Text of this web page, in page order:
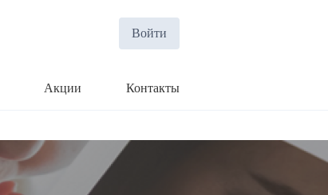
Войти
Акции Контакты